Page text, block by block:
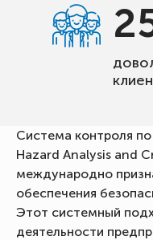
Система контроля
Hazard Analysis and
международно
обеспечения
Этот системный
деятельности